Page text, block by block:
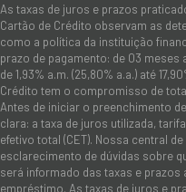
As taxas de juros e prazos
Cartão de Crédito observam as
como a política da instituição
prazo de pagamento: de 03
de 1,93% a.m. (25,80% a.a.) até
Crédito tem o compromisso de
Antes de iniciar o preenchimento
clara: a taxa de juros utilizada,
efetivo total (CET). Nossa central
esclarecimento de dúvidas sobre
será informado das taxas e
empréstimo. As taxas de juros e